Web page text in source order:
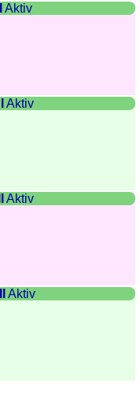
Aktiv
Aktiv
Aktiv
Aktiv